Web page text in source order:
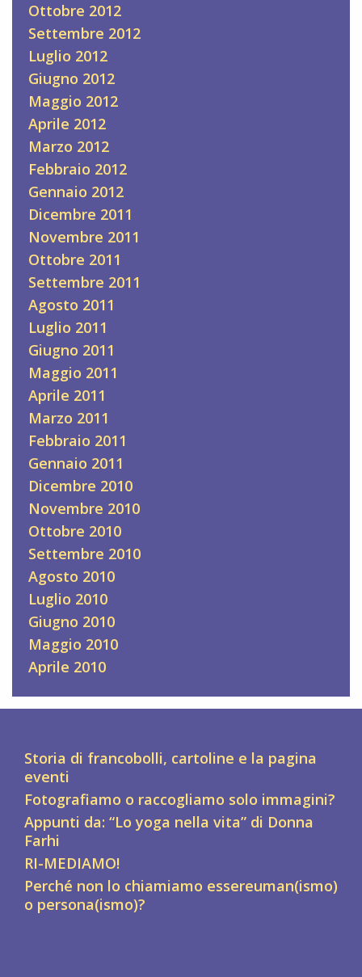
Ottobre 2012
Settembre 2012
Luglio 2012
Giugno 2012
Maggio 2012
Aprile 2012
Marzo 2012
Febbraio 2012
Gennaio 2012
Dicembre 2011
Novembre 2011
Ottobre 2011
Settembre 2011
Agosto 2011
Luglio 2011
Giugno 2011
Maggio 2011
Aprile 2011
Marzo 2011
Febbraio 2011
Gennaio 2011
Dicembre 2010
Novembre 2010
Ottobre 2010
Settembre 2010
Agosto 2010
Luglio 2010
Giugno 2010
Maggio 2010
Aprile 2010
Storia di francobolli, cartoline e la pagina
eventi
Fotografiamo o raccogliamo solo immagini?
Appunti da: “Lo yoga nella vita” di Donna
Farhi
RI-MEDIAMO!
Perché non lo chiamiamo essereuman(ismo)
o persona(ismo)?